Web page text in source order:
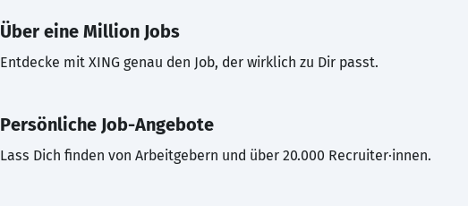
Über eine Million Jobs
Entdecke mit XING genau den Job, der wirklich zu Dir passt.
Persönliche Job-Angebote
Lass Dich finden von Arbeitgebern und über 20.000 Recruiter·innen.